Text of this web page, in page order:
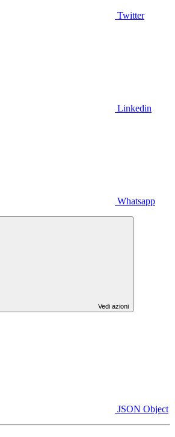
Twitter
Linkedin
Whatsapp
Vedi azioni
JSON Object